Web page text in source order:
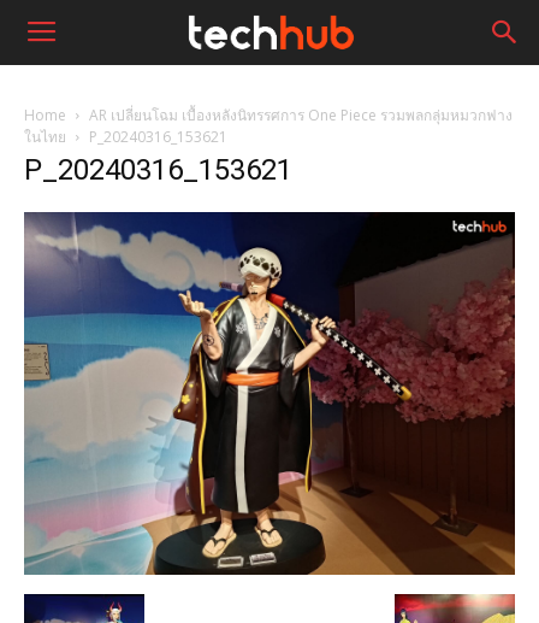
Home
AR เปลี่ยนโฉม เบื้องหลังนิทรรศการ One Piece รวมพลกลุ่มหมวกฟาง
ในไทย
P_20240316_153621
P_20240316_153621